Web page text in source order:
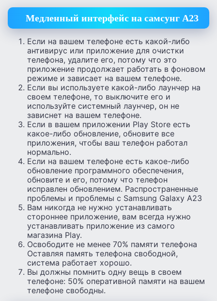
Медленный интерфейс на самсунг А23
Если на вашем телефоне есть какой-либо
антивирус или приложение для очистки
телефона, удалите его, потому что это
приложение продолжает работать в фоновом
режиме и зависает на вашем телефоне.
Если вы используете какой-либо лаунчер на
своем телефоне, то выключите его и
используйте системный лаунчер, он не
зависнет на вашем телефоне.
Если в вашем приложении Play Store есть
какое-либо обновление, обновите все
приложения, чтобы ваш телефон работал
нормально.
Если на вашем телефоне есть какое-либо
обновление программного обеспечения,
обновите и его, потому что телефон
исправлен обновлением. Распространенные
проблемы и проблемы с Samsung Galaxy A23
Вам никогда не нужно устанавливать
стороннее приложение, вам всегда нужно
устанавливать приложение из самого
магазина Play.
Освободите не менее 70% памяти телефона
Оставляя память телефона свободной,
система работает хорошо.
Вы должны помнить одну вещь в своем
телефоне: 50% оперативной памяти на вашем
телефоне свободны.